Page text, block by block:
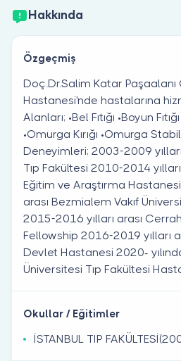
Hakkında
Özgeçmiş
Doç.Dr.Salim Katar Paşaalanı
Hastanesi'nde hastalarına
Alanları; •Bel Fıtığı •Boyun
•Omurga Kırığı •Omurga
Deneyimleri; 2003-2009
Tıp Fakültesi 2010-2014
Eğitim ve Araştırma
arası Bezmialem Vakıf
2015-2016 yılları arası
Fellowship 2016-2019 yılları
Devlet Hastanesi 2020-
Üniversitesi Tıp Fakültesi
Okullar / Eğitimler
İSTANBUL TIP